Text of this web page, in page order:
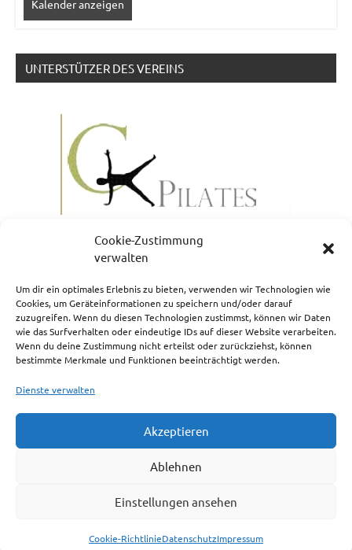
Cookie-Zustimmung
verwalten
Um dir ein optimales Erlebnis zu bieten, verwenden wir Technologien wie
Cookies, um Geräteinformationen zu speichern und/oder darauf
zuzugreifen. Wenn du diesen Technologien zustimmst, können wir Daten
wie das Surfverhalten oder eindeutige IDs auf dieser Website verarbeiten.
Wenn du deine Zustimmung nicht erteilst oder zurückziehst, können
bestimmte Merkmale und Funktionen beeinträchtigt werden.
Dienste verwalten
Akzeptieren
Ablehnen
Einstellungen ansehen
Cookie-RichtlinieDatenschutzImpressum
Kalender anzeigen
UNTERSTÜTZER DES VEREINS
NEWSLETTERANMELDUNG
Impressum